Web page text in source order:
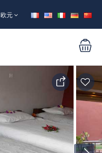
欧元